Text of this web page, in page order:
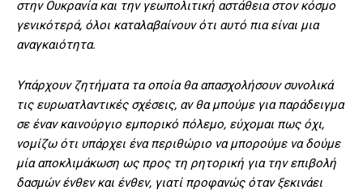
στην Ουκρανία και την γεωπολιτική αστάθεια στον κόσμο
γενικότερά, όλοι καταλαβαίνουν ότι αυτό πια είναι μια
αναγκαιότητα.
Υπάρχουν ζητήματα τα οποία θα απασχολήσουν συνολικά
τις ευρωατλαντικές σχέσεις, αν θα μπούμε για παράδειγμα
σε έναν καινούργιο εμπορικό πόλεμο, εύχομαι πως όχι,
νομίζω ότι υπάρχει ένα περιθώριο να μπορούμε να δούμε
μία αποκλιμάκωση ως προς τη ρητορική για την επιβολή
δασμών ένθεν και ένθεν, γιατί προφανώς όταν ξεκινάει